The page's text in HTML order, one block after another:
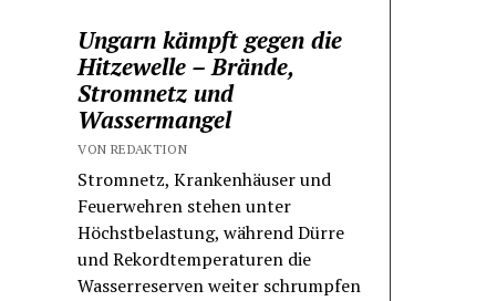
Ungarn kämpft gegen die
Hitzewelle – Brände,
Stromnetz und
Wassermangel
VON REDAKTION
Stromnetz, Krankenhäuser und
Feuerwehren stehen unter
Höchstbelastung, während Dürre
und Rekordtemperaturen die
Wasserreserven weiter schrumpfen